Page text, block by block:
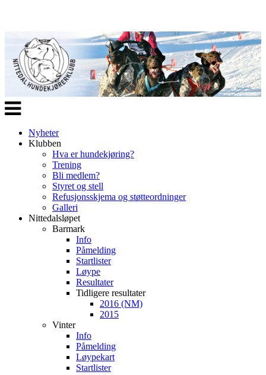
Veksle
navigasjon
Nyheter
Klubben
Hva er hundekjøring?
Trening
Bli medlem?
Styret og stell
Refusjonsskjema og støtteordninger
Galleri
Nittedalsløpet
Barmark
Info
Påmelding
Startlister
Løype
Resultater
Tidligere resultater
2016 (NM)
2015
Vinter
Info
Påmelding
Løypekart
Startlister